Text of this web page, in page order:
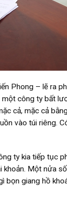
Phong – lẽ ra
công ty bất
cả, mặc cả
vào túi riêng.
ty kia tiếp tục
Một nửa
giang hồ